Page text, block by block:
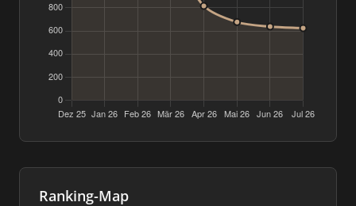
Ranking-Map